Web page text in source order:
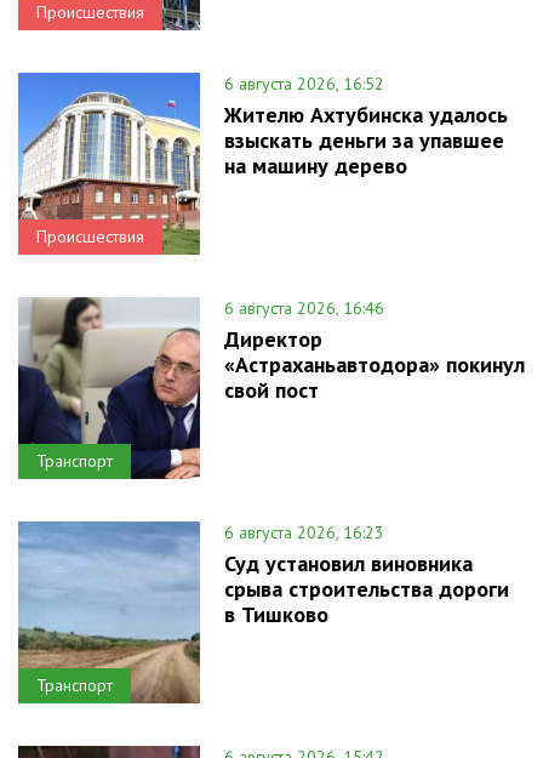
Происшествия
Происшествия
6 августа 2026, 16:52
Жителю Ахтубинска удалось
взыскать деньги за упавшее
на машину дерево
Транспорт
6 августа 2026, 16:46
Директор
«Астраханьавтодора» покинул
свой пост
Транспорт
6 августа 2026, 16:23
Суд установил виновника
срыва строительства дороги
в Тишково